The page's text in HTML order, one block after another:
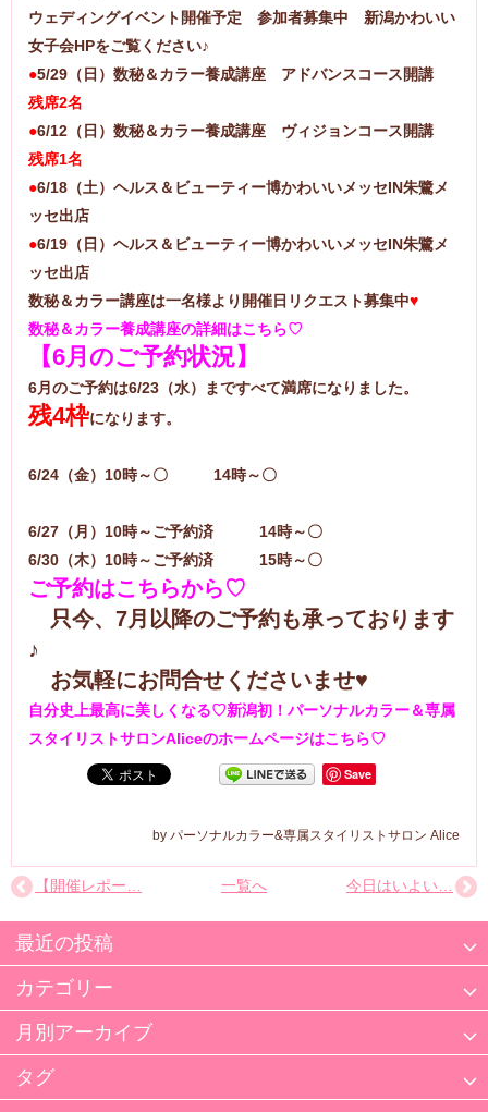
ウェディングイベント開催予定 参加者募集中 新潟かわいい
女子会HPをご覧ください♪
●5/29（日）数秘＆カラー養成講座 アドバンスコース開講
残席2名
●6/12（日）数秘＆カラー養成講座 ヴィジョンコース開講
残席1名
●6/18（土）ヘルス＆ビューティー博かわいいメッセIN朱鷺メ
ッセ出店
●6/19（日）ヘルス＆ビューティー博かわいいメッセIN朱鷺メ
ッセ出店
数秘＆カラー講座は一名様より開催日リクエスト募集中♥
数秘＆カラー養成講座の詳細はこちら♡
【6月のご予約状況】
6月のご予約は6/23（水）まですべて満席になりました。
残4枠になります。
6/24（金）10時～〇 14時～〇
6/27（月）10時～ご予約済 14時～〇
6/30（木）10時～ご予約済 15時～〇
ご予約はこちらから♡
只今、7月以降のご予約も承っております
♪
お気軽にお問合せくださいませ♥
自分史上最高に美しくなる♡新潟初！パーソナルカラー＆専属
スタイリストサロンAliceのホームページはこちら♡
Save
パーソナルカラー&専属スタイリストサロン Alice
【開催レポー… 一覧へ 今日はいよい…
最近の投稿
カテゴリー
月別アーカイブ
タグ